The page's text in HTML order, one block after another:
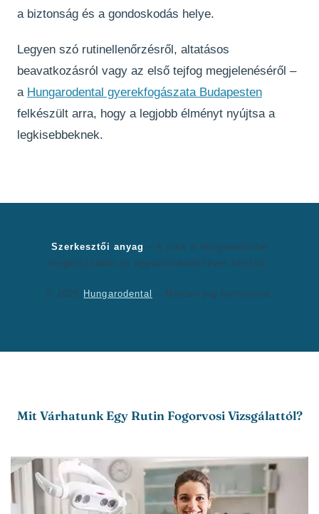
a biztonság és a gondoskodás helye.
Legyen szó rutinellenőrzésről, altatásos
beavatkozásról vagy az első tejfog megjelenéséről –
a Hungarodental gyerekfogászata Budapesten
felkészült arra, hogy a legjobb élményt nyújtsa a
legkisebbeknek.
Szerkesztői anyag – A cikk a Hungarodental
megbízásából és együttműködésével készült.
© 2025 Hungarodental – Minden jog fenntartva.
Mit Várhatunk Egy Rutin Fogorvosi Vizsgálattól?